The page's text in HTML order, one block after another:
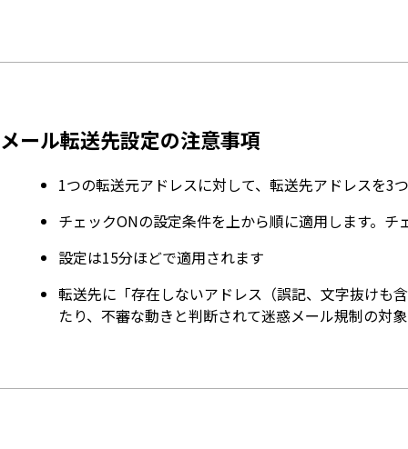
メール転送先設定の注意事項
1つの転送元アドレスに対して、転送先アドレスを3
チェックONの設定条件を上から順に適用します。
設定は15分ほどで適用されます
転送先に「存在しないアドレス（誤記、文字抜けも
たり、不審な動きと判断されて迷惑メール規制の対